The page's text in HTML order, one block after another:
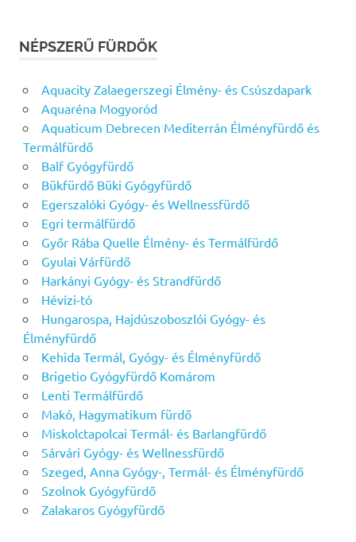
NÉPSZERŰ FÜRDŐK
Aquacity Zalaegerszegi Élmény- és Csúszdapark
Aquaréna Mogyoród
Aquaticum Debrecen Mediterrán Élményfürdő és
Termálfürdő
Balf Gyógyfürdő
Bükfürdő Büki Gyógyfürdő
Egerszalóki Gyógy- és Wellnessfürdő
Egri termálfürdő
Győr Rába Quelle Élmény- és Termálfürdő
Gyulai Várfürdő
Harkányi Gyógy- és Strandfürdő
Hévízi-tó
Hungarospa, Hajdúszoboszlói Gyógy- és
Élményfürdő
Kehida Termál, Gyógy- és Élményfürdő
Brigetio Gyógyfürdő Komárom
Lenti Termálfürdő
Makó, Hagymatikum fürdő
Miskolctapolcai Termál- és Barlangfürdő
Sárvári Gyógy- és Wellnessfürdő
Szeged, Anna Gyógy-, Termál- és Élményfürdő
Szolnok Gyógyfürdő
Zalakaros Gyógyfürdő